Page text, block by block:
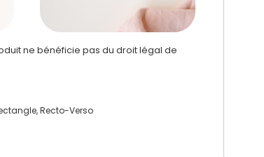
Recto-Verso
ne bénéficie pas du droit légal de